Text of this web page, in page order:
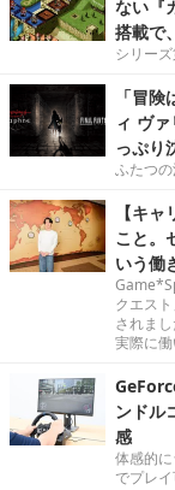
ない『
搭載で
シリー
「冒
ィ ヴ
っぷり
ふたつの
【キ
こと。
いう働
クエス
されま
実際に
ンドル
感
体感的
でプレイ